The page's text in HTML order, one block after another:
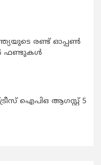
രണ്ട് ഓപ്പണ്‍
ഫണ്ടുകള്‍
ഐപിഒ ആഗസ്റ്റ് 5